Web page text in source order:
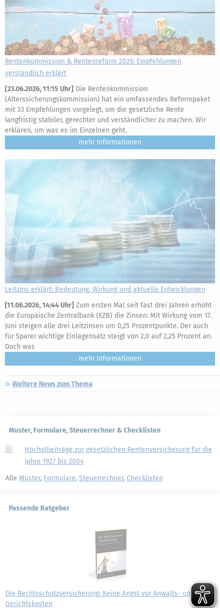
Rentenkommission & Rentenreform 2026: Empfehlungen
verständlich erklärt
[23.06.2026, 11:15 Uhr] Die Rentenkommission
(Alterssicherungskommission) hat ein umfassendes Reformpaket
mit 33 Empfehlungen vorgelegt, um die gesetzliche Rente
langfristig stabiler, gerechter und verständlicher zu machen. Wir
erklären, um was es im Einzelnen geht.
mehr
Leitzins erklärt: Bedeutung, Wirkung und aktuelle Entwicklungen
[11.06.2026, 14:44 Uhr] Zum ersten Mal seit fast drei Jahren erhöht
die Europäische Zentralbank (EZB) die Zinsen: Mit Wirkung vom 17.
Juni steigen alle drei Leitzinsen um 0,25 Prozentpunkte. Der auch
für Sparer wichtige Einlagensatz steigt von 2,0 auf 2,25 Prozent an.
Doch was
mehr
Weitere News zum Thema
Muster, Formulare, Steuerrechner & Checklisten
Höchstbeiträge zur gesetzlichen Rentenversicherung für die
Jahre 1927 bis 2004
Alle Muster, Formulare, Steuerrechner, Checklisten
Passende Ratgeber
Die Rechtsschutzversicherung: Keine Angst vor Anwalts- und
Gerichtskosten